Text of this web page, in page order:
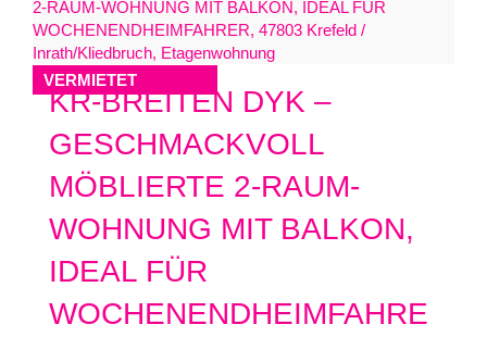
VERMIETET
KR-BREITEN DYK –
GESCHMACKVOLL
MÖBLIERTE 2-RAUM-
WOHNUNG MIT BALKON,
IDEAL FÜR
WOCHENENDHEIMFAHRE